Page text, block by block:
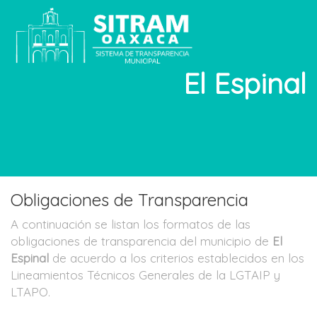
El Espinal
Obligaciones de Transparencia
A continuación se listan los formatos de las
obligaciones de transparencia del municipio de El
Espinal de acuerdo a los criterios establecidos en los
Lineamientos Técnicos Generales de la LGTAIP y
LTAPO.